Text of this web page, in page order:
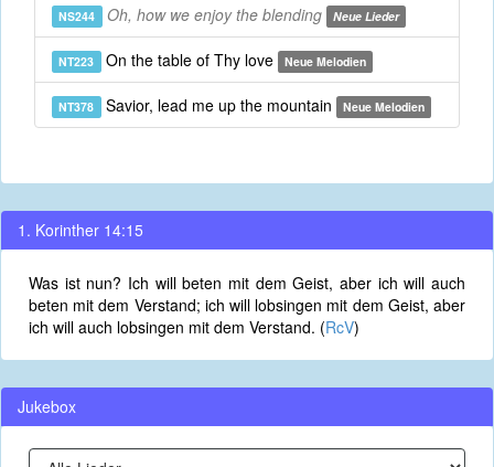
NS244 Oh, how we enjoy the blending Neue Lieder
NT223 On the table of Thy love Neue Melodien
NT378 Savior, lead me up the mountain Neue Melodien
1. Korinther 14:15
Was ist nun? Ich will beten mit dem Geist, aber ich will auch
beten mit dem Verstand; ich will lobsingen mit dem Geist, aber
ich will auch lobsingen mit dem Verstand. (RcV)
Jukebox